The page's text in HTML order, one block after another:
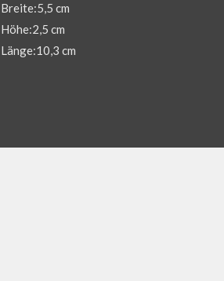
Breite:5,5 cm
Höhe:2,5 cm
Länge:10,3 cm